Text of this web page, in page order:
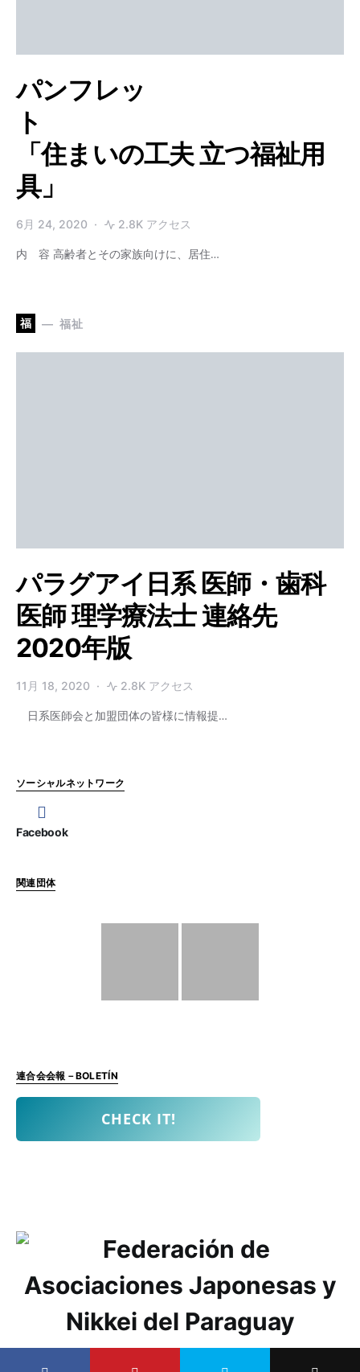
パンフレッ
ト
「住まいの工夫 立つ福祉用
具」
6月 24, 2020 2.8K アクセス
内 容 高齢者とその家族向けに、居住…
福 福祉
パラグアイ日系 医師・歯科
医師 理学療法士 連絡先
2020年版
11月 18, 2020 2.8K アクセス
日系医師会と加盟団体の皆様に情報提…
ソーシャルネットワーク
Facebook
関連団体
連合会会報－BOLETÍN
CHECK IT!